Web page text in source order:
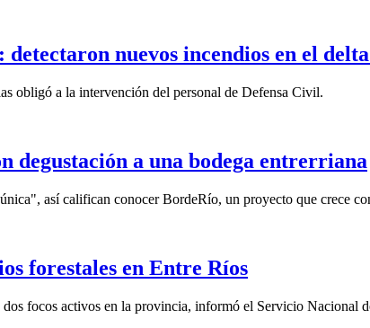
nuevos incendios en el
obligó a la intervención del personal de Defensa Civil.
degustación a una bodega entrerriana
así califican conocer BordeRío, un proyecto que crece
forestales en Entre Ríos
dos focos activos en la provincia, informó el Servicio Nacional